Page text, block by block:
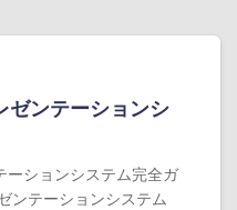
ゼンテーションシ
ーションシステム完全ガ
ンテーションシステム